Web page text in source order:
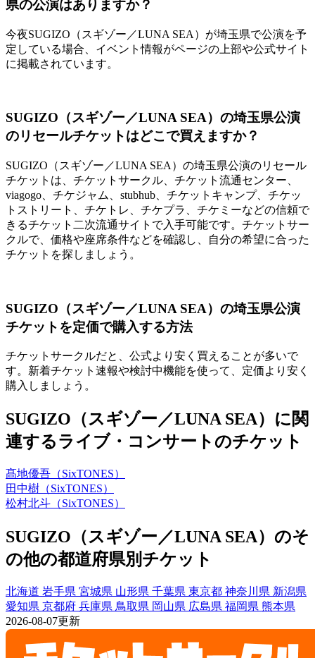
県の公演はありますか？
今夜SUGIZO（スギゾー／LUNA SEA）が埼玉県で公演を予
定している場合、イベント情報がページの上部や公式サイト
に掲載されています。
SUGIZO（スギゾー／LUNA SEA）の埼玉県公演
のリセールチケットはどこで買えますか？
SUGIZO（スギゾー／LUNA SEA）の埼玉県公演のリセール
チケットは、チケットサークル、チケット流通センター、
viagogo、チケジャム、stubhub、チケットキャンプ、チケッ
トストリート、チケトレ、チケプラ、チケミーなどの信頼で
きるチケット二次流通サイトで入手可能です。チケットサー
クルで、価格や座席条件などを確認し、自分の希望に合った
チケットを探しましょう。
SUGIZO（スギゾー／LUNA SEA）の埼玉県公演
チケットを定価で購入する方法
チケットサークルだと、公式より安く買えることが多いで
す。新着チケット速報や検討中機能を使って、定価より安く
購入しましょう。
SUGIZO（スギゾー／LUNA SEA）に関
連するライブ・コンサートのチケット
髙地優吾（SixTONES）
田中樹（SixTONES）
松村北斗（SixTONES）
SUGIZO（スギゾー／LUNA SEA）のそ
の他の都道府県別チケット
北海道 岩手県 宮城県 山形県 千葉県 東京都 神奈川県 新潟県
愛知県 京都府 兵庫県 鳥取県 岡山県 広島県 福岡県 熊本県
2026-08-07更新